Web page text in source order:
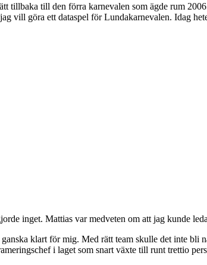
tillbaka till den förra karnevalen som ägde rum
vill göra ett dataspel för Lundakarnevalen. Idag
inget. Mattias var medveten om att jag kunde
klart för mig. Med rätt team skulle det inte bli
i laget som snart växte till runt trettio